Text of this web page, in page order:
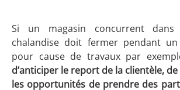
Si un magasin concurrent
chalandise doit fermer pendant
pour cause de travaux par
d’anticiper le report de la clientèle,
les opportunités de prendre des